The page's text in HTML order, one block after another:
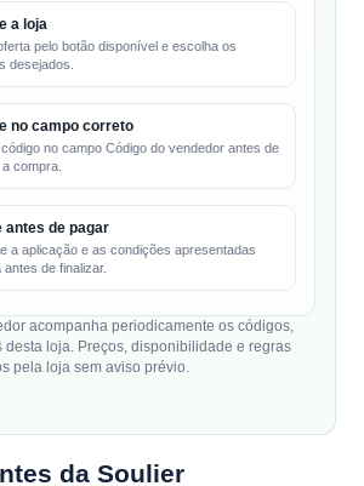
a loja
pelo botão disponível e escolha os
desejados.
no campo correto
código no campo Código do vendedor antes de
compra.
antes de pagar
a aplicação e as condições apresentadas
antes de finalizar.
acompanha periodicamente os códigos,
desta loja. Preços, disponibilidade e regras
pela loja sem aviso prévio.
da Soulier